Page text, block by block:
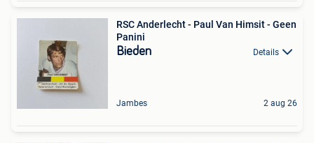
RSC Anderlecht - Paul Van Himsit - Geen
Panini
Bieden Details
Jambes 2 aug 26